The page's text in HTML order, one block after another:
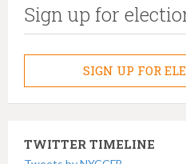
Sign up for
SIGN UP FOR
TWITTER TIMELINE